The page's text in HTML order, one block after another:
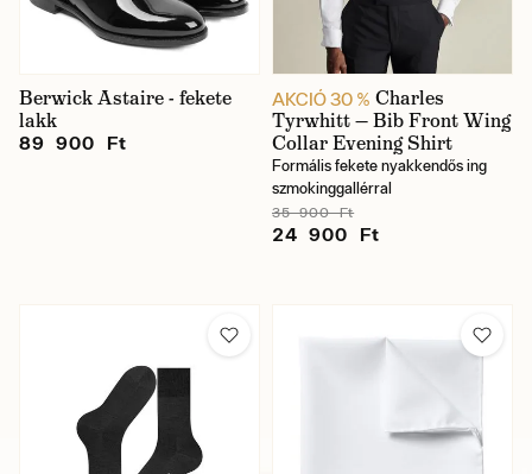
Berwick Astaire - fekete
lakk
89 900 Ft
AKCIÓ 30 % Charles
Tyrwhitt — Bib Front Wing
Collar Evening Shirt
Formális fekete nyakkendős ing
szmokinggallérral
35 900 Ft
24 900 Ft